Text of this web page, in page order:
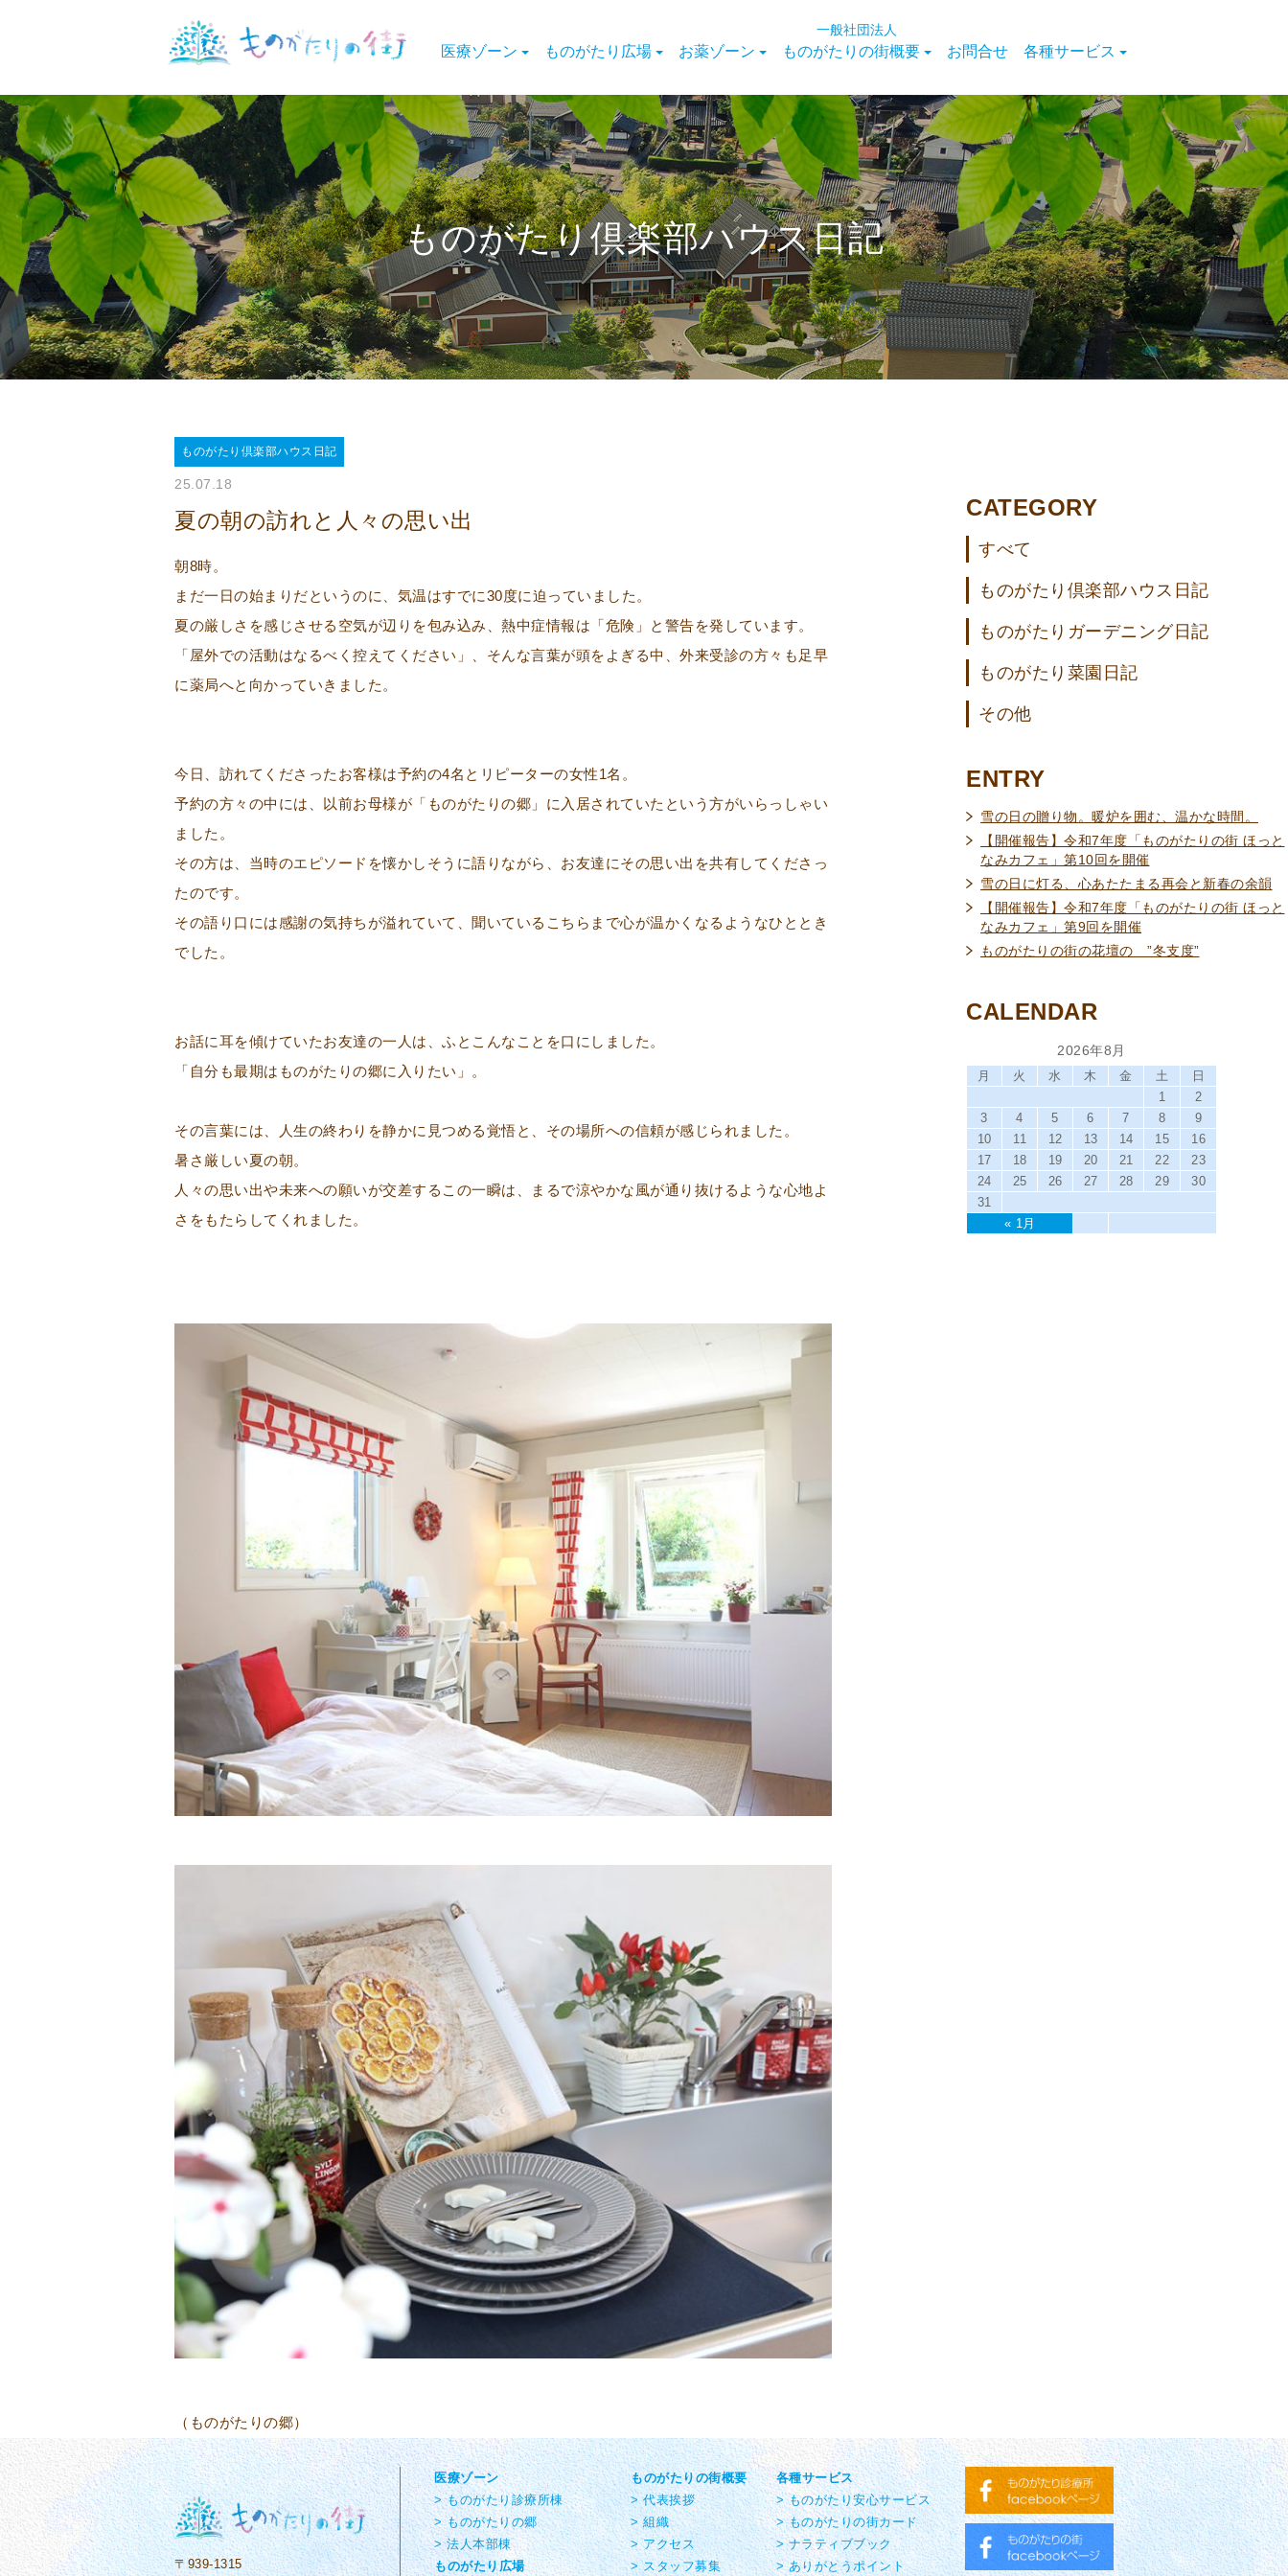
医療ゾーン ものがたり広場 お薬ゾーン
一般社団法人
ものがたりの街概要 お問合せ 各種サービス
ものがたり倶楽部ハウス日記
ものがたり倶楽部ハウス日記
25.07.18
夏の朝の訪れと人々の思い出
朝8時。
まだ一日の始まりだというのに、気温はすでに30度に迫っていました。
夏の厳しさを感じさせる空気が辺りを包み込み、熱中症情報は「危険」と警告を発しています。
「屋外での活動はなるべく控えてください」、そんな言葉が頭をよぎる中、外来受診の方々も足早
に薬局へと向かっていきました。
今日、訪れてくださったお客様は予約の4名とリピーターの女性1名。
予約の方々の中には、以前お母様が「ものがたりの郷」に入居されていたという方がいらっしゃい
ました。
その方は、当時のエピソードを懐かしそうに語りながら、お友達にその思い出を共有してくださっ
たのです。
その語り口には感謝の気持ちが溢れていて、聞いているこちらまで心が温かくなるようなひととき
でした。
お話に耳を傾けていたお友達の一人は、ふとこんなことを口にしました。
「自分も最期はものがたりの郷に入りたい」。
その言葉には、人生の終わりを静かに見つめる覚悟と、その場所への信頼が感じられました。
暑さ厳しい夏の朝。
人々の思い出や未来への願いが交差するこの一瞬は、まるで涼やかな風が通り抜けるような心地よ
さをもたらしてくれました。
（ものがたりの郷）
CATEGORY
すべて
ものがたり倶楽部ハウス日記
ものがたりガーデニング日記
ものがたり菜園日記
その他
ENTRY
雪の日の贈り物。暖炉を囲む、温かな時間。
【開催報告】令和7年度「ものがたりの街 ほっと
なみカフェ」第10回を開催
雪の日に灯る、心あたたまる再会と新春の余韻
【開催報告】令和7年度「ものがたりの街 ほっと
なみカフェ」第9回を開催
ものがたりの街の花壇の ”冬支度”
CALENDAR
2026年8月
月 火 水 木 金 土 日
« 1月
1
2
3
4 5 6 7 8
9
10
11 12 13 14 15
16
17
18 19 20 21 22
23
24
25 26 27 28 29
30
31
〒939-1315
医療ゾーン
> ものがたり診療所棟
> ものがたりの郷
> 法人本部棟
ものがたり広場
ものがたりの街概要
> 代表挨拶
> 組織
> アクセス
> スタッフ募集
各種サービス
> ものがたり安心サービス
> ものがたりの街カード
> ナラティブブック
> ありがとうポイント